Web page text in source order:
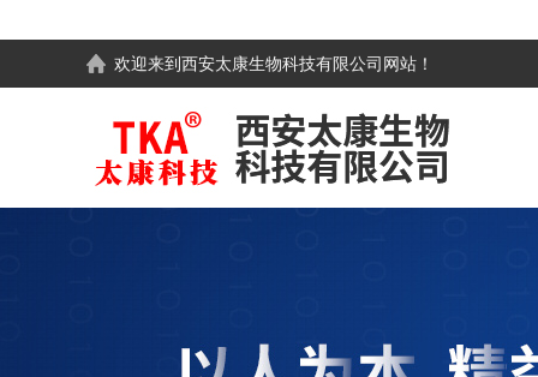
欢迎来到西安太康生物科技有限公司 网站！